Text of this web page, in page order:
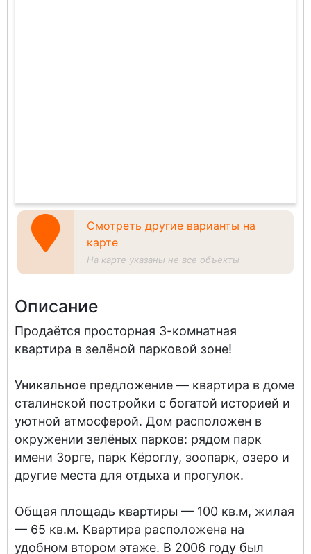
Смотреть другие варианты на
карте
На карте указаны не все объекты
Описание
Продаётся просторная 3-комнатная
квартира в зелёной парковой зоне!
Уникальное предложение — квартира в доме
сталинской постройки с богатой историей и
уютной атмосферой. Дом расположен в
окружении зелёных парков: рядом парк
имени Зорге, парк Кёроглу, зоопарк, озеро и
другие места для отдыха и прогулок.
Общая площадь квартиры — 100 кв.м, жилая
— 65 кв.м. Квартира расположена на
удобном втором этаже. В 2006 году был